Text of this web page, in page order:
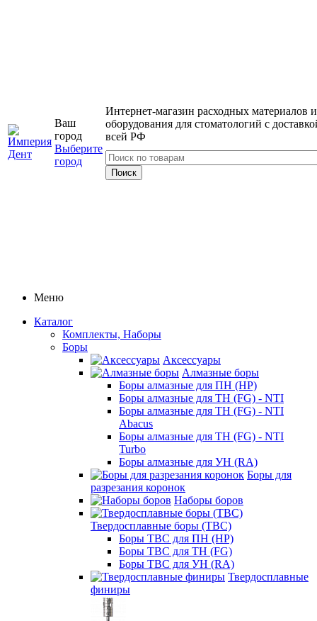
Ваш
город
Выберите
город
Интернет-магазин расходных материалов и
оборудования для стоматологий с
всей РФ
Меню
Каталог
Комплекты, Наборы
Боры
Аксессуары
Алмазные боры
Боры алмазные для ПН (HP)
Боры алмазные для ТН (FG) - NTI
Боры алмазные для ТН (FG) - NTI
Abacus
Боры алмазные для ТН (FG) - NTI
Turbo
Боры алмазные для УН (RA)
Боры для
разрезания коронок
Наборы боров
Твердосплавные боры (ТВС)
Боры ТВС для ПН (HP)
Боры ТВС для ТН (FG)
Боры ТВС для УН (RA)
Твердосплавные
финиры